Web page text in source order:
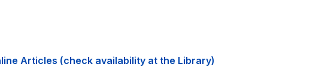
Articles (check availability at the Library)